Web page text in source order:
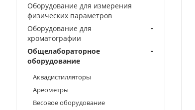
Оборудование для измерения
физических параметров
Оборудование для
хроматографии
Общелабораторное
оборудование
Аквадистилляторы
Ареометры
Весовое оборудование